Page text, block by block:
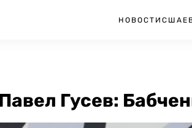
НОВОСТИ США
Гусев: